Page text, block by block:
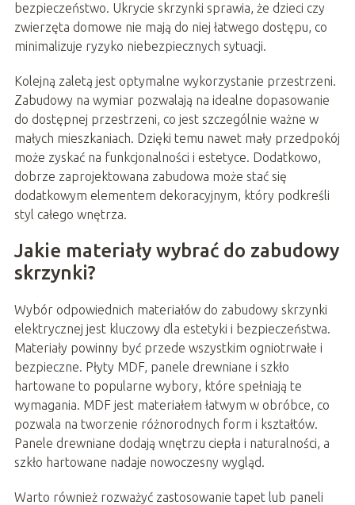
bezpieczeństwo. Ukrycie skrzynki sprawia, że dzieci czy
zwierzęta domowe nie mają do niej łatwego dostępu, co
minimalizuje ryzyko niebezpiecznych sytuacji.
Kolejną zaletą jest optymalne wykorzystanie przestrzeni.
Zabudowy na wymiar pozwalają na idealne dopasowanie
do dostępnej przestrzeni, co jest szczególnie ważne w
małych mieszkaniach. Dzięki temu nawet mały przedpokój
może zyskać na funkcjonalności i estetyce. Dodatkowo,
dobrze zaprojektowana zabudowa może stać się
dodatkowym elementem dekoracyjnym, który podkreśli
styl całego wnętrza.
Jakie materiały wybrać do zabudowy
skrzynki?
Wybór odpowiednich materiałów do zabudowy skrzynki
elektrycznej jest kluczowy dla estetyki i bezpieczeństwa.
Materiały powinny być przede wszystkim ogniotrwałe i
bezpieczne. Płyty MDF, panele drewniane i szkło
hartowane to popularne wybory, które spełniają te
wymagania. MDF jest materiałem łatwym w obróbce, co
pozwala na tworzenie różnorodnych form i kształtów.
Panele drewniane dodają wnętrzu ciepła i naturalności, a
szkło hartowane nadaje nowoczesny wygląd.
Warto również rozważyć zastosowanie tapet lub paneli